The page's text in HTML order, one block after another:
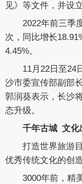
见》等文件，并设
2022年前三季
次，同比增长
4.45%。
11月22日至24
沙市委宣传部副部
郭润葵表示，长沙
态升级。
千年古城 文化
打造世界旅游
优秀传统文化的创
3000年前，精